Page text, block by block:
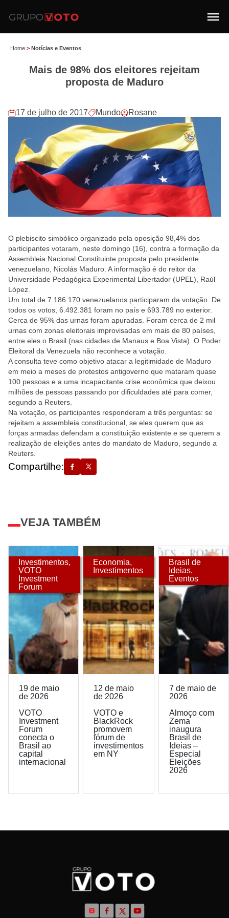
Home > Notícias e Eventos
Mais de 98% dos eleitores rejeitam
proposta de Maduro
17 de julho de 2017 Mundo Rosane
O plebiscito simbólico organizado pela oposição 98,4% dos
participantes votaram, neste domingo (16), contra a formação da
Assembleia Nacional Constituinte proposta pelo presidente
venezuelano, Nicolás Maduro. A informação é do reitor da
Universidade Pedagógica Experimental Libertador (UPEL), Raúl
López.
Um total de 7.186.170 venezuelanos participaram da votação. De
todos os votos, 6.492.381 foram no país e 693.789 no exterior.
Cerca de 95% das urnas foram apuradas. Foram cerca de 2 mil
urnas com zonas eleitorais improvisadas em mais de 80 países,
entre eles o Brasil (nas cidades de Manaus e Boa Vista). O Poder
Eleitoral da Venezuela não reconhece a votação.
A consulta teve como objetivo atacar a legitimidade de Maduro
em meio a meses de protestos antigoverno que mataram quase
100 pessoas e a uma incapacitante crise econômica que deixou
milhões de pessoas passando por dificuldades até para comer,
segundo a Reuters.
Na votação, os participantes responderam a três perguntas: se
rejeitam a assembleia constitucional, se eles querem que as
forças armadas defendam a constituição existente e se querem a
realização de eleições antes do mandato de Maduro, segundo a
Reuters.
Compartilhe:
VEJA TAMBÉM
Investimentos,
VOTO
Investment
Forum
19 de maio
de 2026
VOTO
Investment
Forum
conecta o
Brasil ao
capital
internacional
Economia,
Investimentos
12 de maio
de 2026
VOTO e
BlackRock
promovem
fórum de
investimentos
em NY
Brasil de
Ideias,
Eventos
7 de maio de
2026
Almoço com
Zema
inaugura
Brasil de
Ideias –
Especial
Eleições
2026